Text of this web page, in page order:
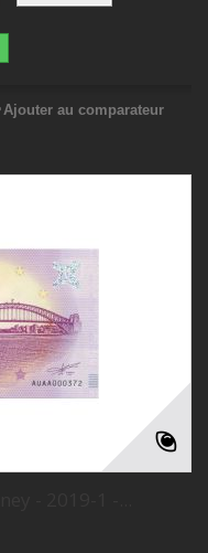
Ajouter au comparateur